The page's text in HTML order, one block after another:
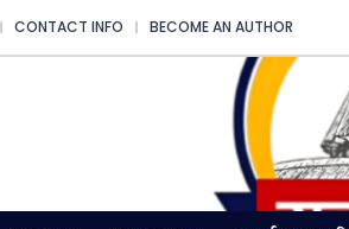
CONTACT INFO BECOME AN AUTHOR